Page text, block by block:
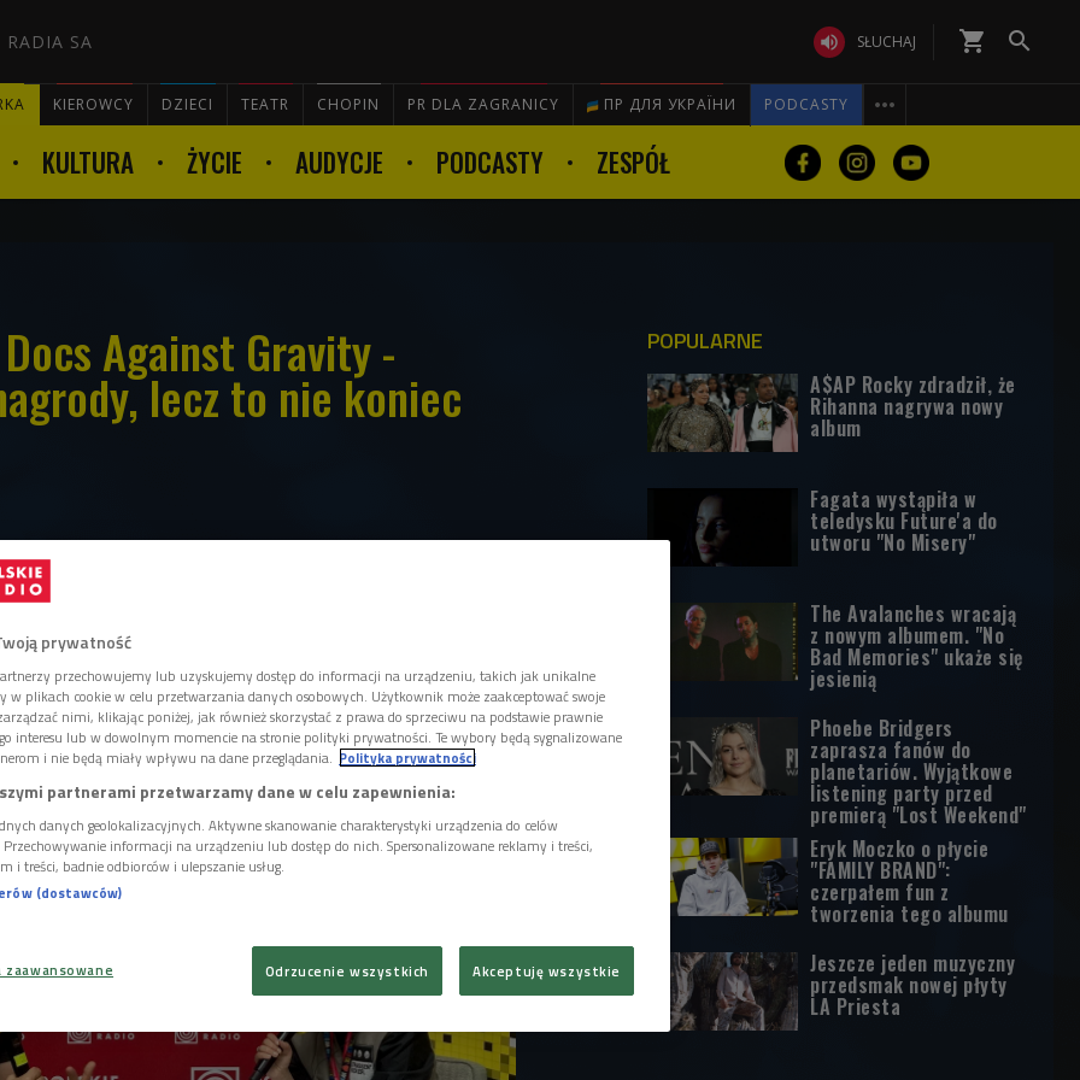
RADIA SA  SŁUCHAJ shopping_cart 
KIEROWCY DZIECI TEATR CHOPIN PR DLA ZAGRANICY ПР ДЛЯ УКРАЇНИ PODCASTY 

KULTURA ŻYCIE AUDYCJE PODCASTY ZESPÓŁ
Against Gravity -
lecz to nie koniec
nagród 21. edycji Millennium Docs
nagroda, czyli Grand Prix
izraelskiej produkcji "Nie
- Ze sceny padło wiele ważnych słów.
ten film da choć trochę nadziei, że ten
przy stole negocjacyjnym - mówi
dyrektor sekcji polskiej MDAG.
się pod patronatem Czwórki i Polskiego
POPULARNE
A$AP Rocky zdradził, że
Rihanna nagrywa nowy
album
Fagata wystąpiła w
teledysku Future'a do
utworu "No Misery"
The Avalanches wracają
z nowym albumem. "No
Bad Memories" ukaże się
jesienią
Phoebe Bridgers
zaprasza fanów do
planetariów. Wyjątkowe
listening party przed
premierą "Lost Weekend"
Eryk Moczko o płycie
"FAMILY BRAND":
czerpałem fun z
tworzenia tego albumu
Jeszcze jeden muzyczny
przedsmak nowej płyty
LA Priesta
prywatność
przechowujemy lub uzyskujemy dostęp do informacji na urządzeniu, takich jak unikalne
w plikach cookie w celu przetwarzania danych osobowych. Użytkownik może zaakceptować swoje
nimi, klikając poniżej, jak również skorzystać z prawa do sprzeciwu na podstawie prawnie
interesu lub w dowolnym momencie na stronie polityki prywatności. Te wybory będą sygnalizowane
i nie będą miały wpływu na dane przeglądania. Polityka prywatności
partnerami przetwarzamy dane w celu zapewnienia:
danych geolokalizacyjnych. Aktywne skanowanie charakterystyki urządzenia do celów
informacji na urządzeniu lub dostęp do nich. Spersonalizowane reklamy i treści,
i treści, badnie odbiorców i ulepszanie usług.
(dostawców)
Odrzucenie wszystkich Akceptuję wszystkie